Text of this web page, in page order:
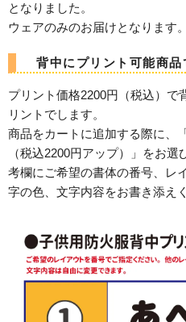
となりました。
ウェアのみのお届けとなります
背中にプリント可能商品
プリント価格2200円（税込）で
リントでします。
商品をカートに追加する際に、
（税込2200円アップ）」をお
考欄にご希望の書体の番号、レ
字の色、文字内容をお書き添え